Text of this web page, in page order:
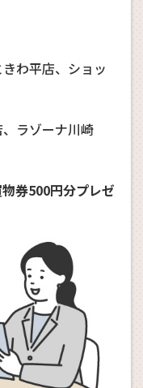
わ平店、ショッ
ラゾーナ川崎
券500円分プレゼ